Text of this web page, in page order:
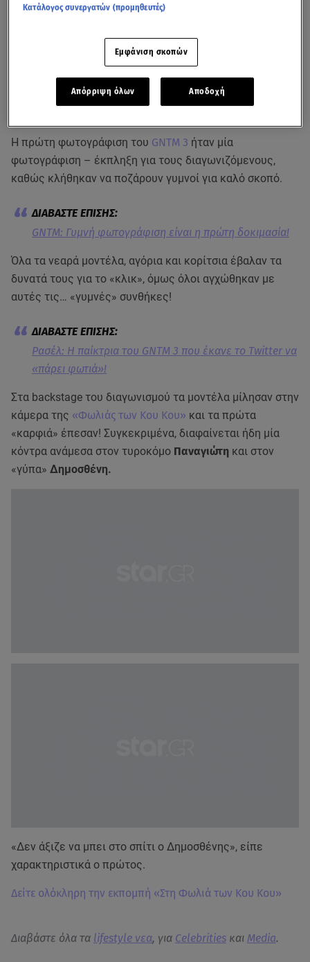
Η πρώτη φωτογράφιση του GNTM 3 ήταν μία
φωτογράφιση – έκπληξη για τους διαγωνιζόμενους,
καθώς κλήθηκαν να ποζάρουν γυμνοί για καλό σκοπό.
GNTM: Γυμνή φωτογράφιση είναι η πρώτη δοκιμασία!
Όλα τα νεαρά μοντέλα, αγόρια και κορίτσια έβαλαν τα
δυνατά τους για το «κλικ», όμως όλοι αγχώθηκαν με
αυτές τις… «γυμνές» συνθήκες!
Ρασέλ: Η παίκτρια του GNTM 3 που έκανε το Twitter να
«πάρει φωτιά»!
Στα backstage του διαγωνισμού τα μοντέλα μίλησαν στην
κάμερα της «Φωλιάς των Κου Κου» και τα πρώτα
«καρφιά» έπεσαν! Συγκεκριμένα, διαφαίνεται ήδη μία
κόντρα ανάμεσα στον τυροκόμο Παναγιώτη και στον
«γύπα» Δημοσθένη.
«Δεν άξιζε να μπει στο σπίτι ο Δημοσθένης», είπε
χαρακτηριστικά ο πρώτος.
Δείτε ολόκληρη την εκπομπή «Στη Φωλιά των Κου Κου»
Διαβάστε όλα τα lifestyle νεα, για Celebrities και Media.
Κατάλογος συνεργατών (προμηθευτές)
Εμφάνιση σκοπών
Απόρριψη όλων Αποδοχή